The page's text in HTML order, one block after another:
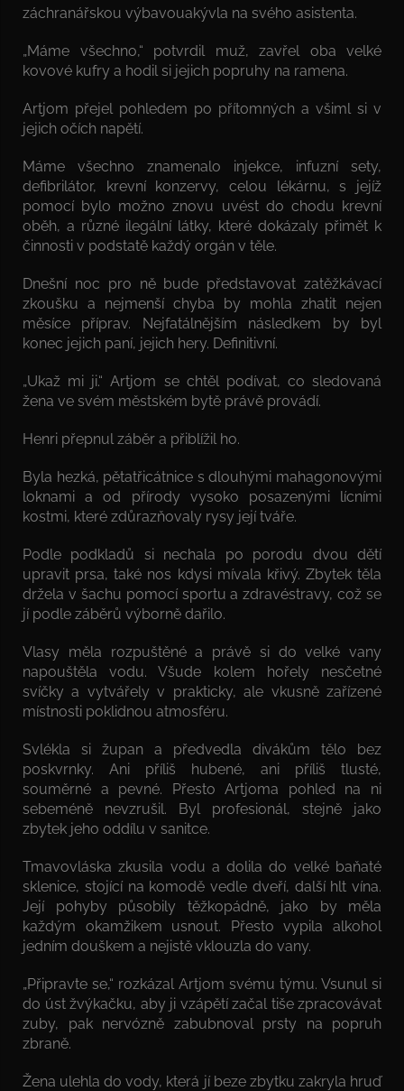
záchranářskou výbavouakývla na svého asistenta.
„Máme všechno,“ potvrdil muž, zavřel oba velké
kovové kufry a hodil si jejich popruhy na ramena.
Artjom přejel pohledem po přítomných a všiml si v
jejich očích napětí.
Máme všechno znamenalo injekce, infuzní sety,
defibrilátor, krevní konzervy, celou lékárnu, s jejíž
pomocí bylo možno znovu uvést do chodu krevní
oběh, a různé ilegální látky, které dokázaly přimět k
činnosti v podstatě každý orgán v těle.
Dnešní noc pro ně bude představovat zatěžkávací
zkoušku a nejmenší chyba by mohla zhatit nejen
měsíce příprav. Nejfatálnějším následkem by byl
konec jejich paní, jejich hery. Definitivní.
„Ukaž mi ji.“ Artjom se chtěl podívat, co sledovaná
žena ve svém městském bytě právě provádí.
Henri přepnul záběr a přiblížil ho.
Byla hezká, pětatřicátnice s dlouhými mahagonovými
loknami a od přírody vysoko posazenými lícními
kostmi, které zdůrazňovaly rysy její tváře.
Podle podkladů si nechala po porodu dvou dětí
upravit prsa, také nos kdysi mívala křivý. Zbytek těla
držela v šachu pomocí sportu a zdravéstravy, což se
jí podle záběrů výborně dařilo.
Vlasy měla rozpuštěné a právě si do velké vany
napouštěla vodu. Všude kolem hořely nesčetné
svíčky a vytvářely v prakticky, ale vkusně zařízené
místnosti poklidnou atmosféru.
Svlékla si župan a předvedla divákům tělo bez
poskvrnky. Ani příliš hubené, ani příliš tlusté,
souměrné a pevné. Přesto Artjoma pohled na ni
sebeméně nevzrušil. Byl profesionál, stejně jako
zbytek jeho oddílu v sanitce.
Tmavovláska zkusila vodu a dolila do velké baňaté
sklenice, stojící na komodě vedle dveří, další hlt vína.
Její pohyby působily těžkopádně, jako by měla
každým okamžikem usnout. Přesto vypila alkohol
jedním douškem a nejistě vklouzla do vany.
„Připravte se,“ rozkázal Artjom svému týmu. Vsunul si
do úst žvýkačku, aby ji vzápětí začal tiše zpracovávat
zuby, pak nervózně zabubnoval prsty na popruh
zbraně.
Žena ulehla do vody, která jí beze zbytku zakryla hruď